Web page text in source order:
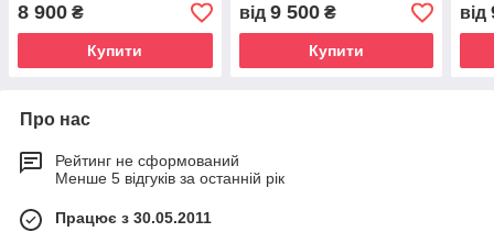
8 900 ₴
Купити
від 9 500₴
Купити
від
Про нас
Рейтинг не сформований
Менше 5 відгуків за останній рік
Працює з 30.05.2011